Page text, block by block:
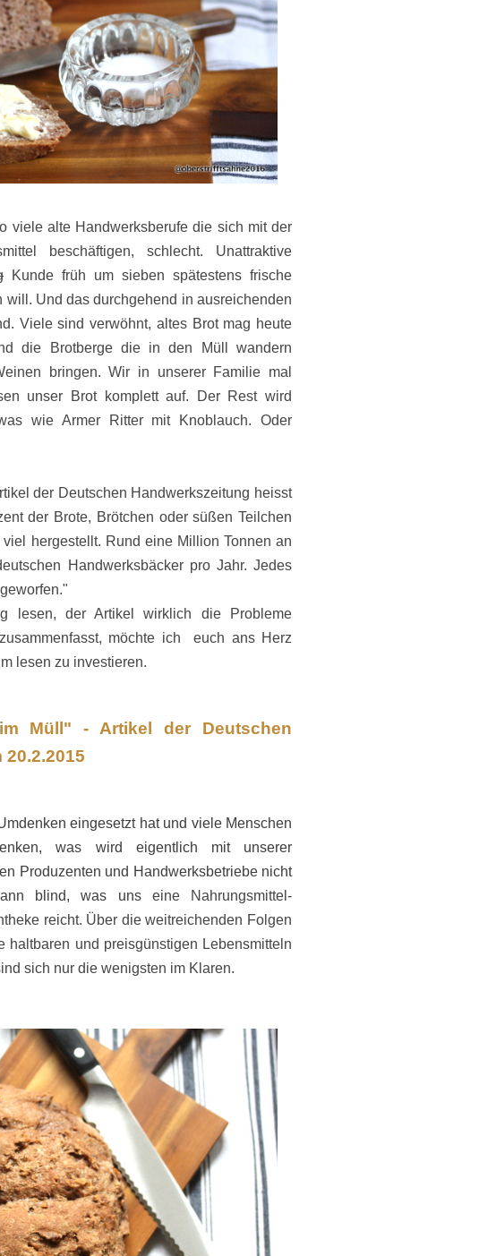
viele alte Handwerksberufe die sich mit der
beschäftigen, schlecht. Unattraktive
Kunde früh um sieben spätestens frische
will. Und das durchgehend in ausreichenden
Viele sind verwöhnt, altes Brot mag heute
die Brotberge die in den Müll wandern
bringen. Wir in unserer Familie mal
unser Brot komplett auf. Der Rest wird
wie Armer Ritter mit Knoblauch. Oder
der Deutschen Handwerkszeitung heisst
der Brote, Brötchen oder süßen Teilchen
hergestellt. Rund eine Million Tonnen an
Handwerksbäcker pro Jahr. Jedes
lesen, der Artikelwirklich die Probleme
möchte ich euch ans Herz
lesen zu investieren.
Müll" - Artikel der Deutschen
eingesetzt hat und viele Menschen
was wird eigentlich mit unserer
Produzenten und Handwerksbetriebe nicht
blind, was uns eine Nahrungsmittel-
reicht. Über die weitreichenden Folgen
haltbaren und preisgünstigen Lebensmitteln
sich nur die wenigsten im Klaren.